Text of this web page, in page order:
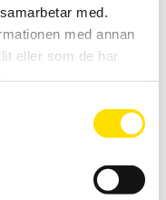
med.
med annan
eller som de har